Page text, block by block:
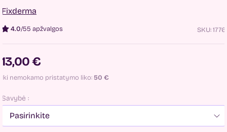
Fixderma
4.0/55 apžvalgos SKU:1776
13,00 €
Iki nemokamo pristatymo liko:50 €
Savybė :